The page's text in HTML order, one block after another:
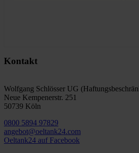
Kontakt
Wolfgang Schlösser UG
Neue Kempenerstr. 251
50739 Köln
0800 5894 97829
angebot@oeltank24.com
Oeltank24 auf Facebook